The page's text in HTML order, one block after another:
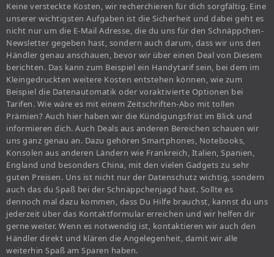
Keine versteckte Kosten, wir recherchieren für dich sorgfältig. Eine
unserer wichtigsten Aufgaben ist die Sicherheit und dabei geht es
nicht nur um die E-Mail Adresse, die du uns für den Schnäppchen-
Newsletter gegeben hast, sondern auch darum, dass wir uns den
Händler genau anschauen, bevor wir über einen Deal von Diesem
berichten. Das kann zum Beispiel ein Handytarif sein, bei dem im
Kleingedruckten weitere Kosten entstehen können, wie zum
Beispiel die Datenautomatik oder voraktivierte Optionen bei
Tarifen. Wie wäre es mit einem Zeitschriften-Abo mit tollen
Prämien? Auch hier haben wir die Kündigungsfrist im Blick und
informieren dich. Auch Deals aus anderen Bereichen schauen wir
uns ganz genau an. Dazu gehören Smartphones, Notebooks,
Konsolen aus anderen Ländern wie Frankreich, Italien, Spanien,
England und besonders China, mit den vielen Gadgets zu sehr
guten Preisen. Uns ist nicht nur der Datenschutz wichtig, sondern
auch das du Spaß bei der Schnäppchenjagd hast. Sollte es
dennoch mal dazu kommen, dass Du Hilfe brauchst, kannst du uns
jederzeit über das Kontaktformular erreichen und wir helfen dir
gerne weiter. Wenn es notwendig ist, kontaktieren wir auch den
Händler direkt und klären die Angelegenheit, damit wir alle
weiterhin Spaß am Sparen haben.